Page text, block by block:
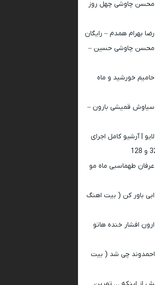
محسن چاوشی چهل روز
بهرام همدم – رایگان
محسن چاوشی حسین –
خورشید و ماه
سیاوش قمیشی بارون –
| آرشیو کامل اجرای
طهماسبی ماه مو
ابی باور کن ( بیت اهنگ
افشار خنده هاتو
چی شد ( بیت